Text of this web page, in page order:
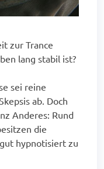
zur Trance
lang stabil ist?
sei reine
ab. Doch
Anderes: Rund
die
hypnotisiert zu